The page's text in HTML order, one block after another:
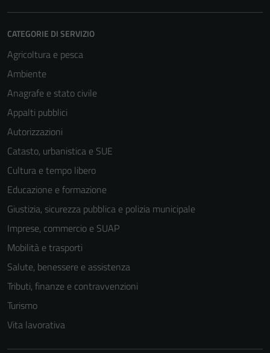
CATEGORIE DI SERVIZIO
Agricoltura e pesca
Ambiente
Anagrafe e stato civile
Appalti pubblici
Autorizzazioni
Catasto, urbanistica e SUE
Cultura e tempo libero
Educazione e formazione
Giustizia, sicurezza pubblica e polizia municipale
Imprese, commercio e SUAP
Mobilità e trasporti
Salute, benessere e assistenza
Tributi, finanze e contravvenzioni
Turismo
Vita lavorativa